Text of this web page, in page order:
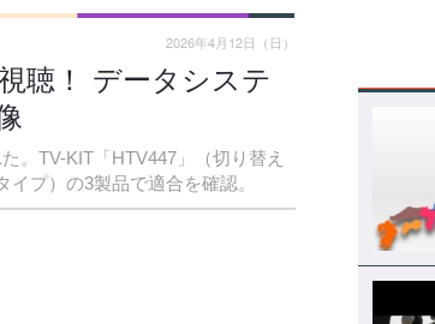
聴！ データシステ
。TV-KIT「HTV447」（切り替え
プ）の3製品で適合を確認。
2026年4月12日（日）